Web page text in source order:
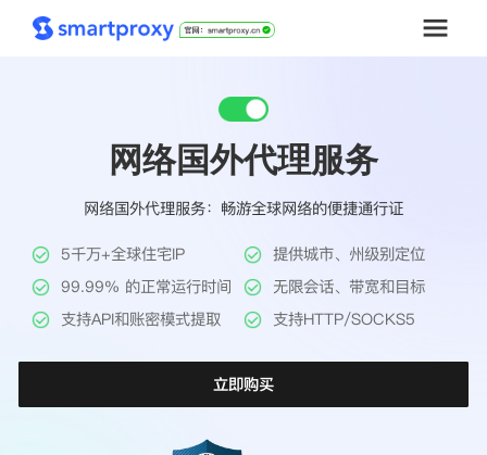
解决方案
工具
帮助中心
网络国外代理服务
网络国外代理服务：畅游全球网络的便捷通行证
5千万+全球住宅IP
提供城市、州级别定位
99.99% 的正常运行时间
无限会话、带宽和目标
支持API和账密模式提取
支持HTTP/SOCKS5
立即购买